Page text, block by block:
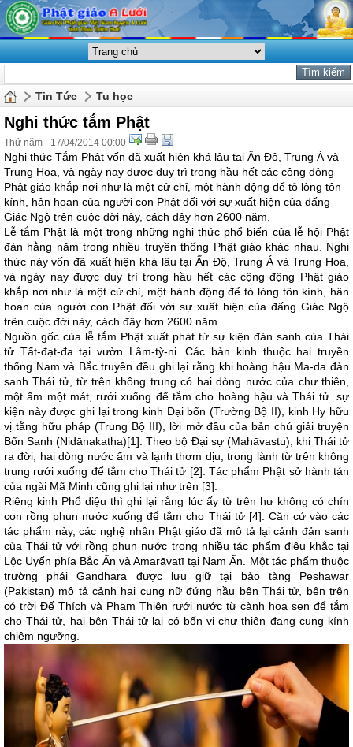
Tin Tức Tu học
Nghi thức tắm Phật
Thứ năm - 17/04/2014 00:00
Nghi thức Tắm Phật vốn đã xuất hiện khá lâu tại Ấn Độ, Trung Á và
Trung Hoa, và ngày nay được duy trì trong hầu hết các cộng động
Phật giáo khắp nơi như là một cử chỉ, một hành động để tỏ lòng tôn
kính, hân hoan của người con Phật đối với sự xuất hiện của đấng
Giác Ngộ trên cuộc đời này, cách đây hơn 2600 năm.
Lễ tắm Phật là một trong những nghi thức phổ biến của lễ hội Phật
đản hằng năm trong nhiều truyền thống Phật giáo khác nhau. Nghi
thức này vốn đã xuất hiện khá lâu tại Ấn Độ, Trung Á và Trung Hoa,
và ngày nay được duy trì trong hầu hết các cộng động Phật giáo
khắp nơi như là một cử chỉ, một hành động để tỏ lòng tôn kính, hân
hoan của người con Phật đối với sự xuất hiện của đấng Giác Ngộ
trên cuộc đời này, cách đây hơn 2600 năm.
Nguồn gốc của lễ tắm Phật xuất phát từ sự kiện đản sanh của Thái
tử Tất-đạt-đa tại vườn Lâm-tỳ-ni. Các bản kinh thuộc hai truyền
thống Nam và Bắc truyền đều ghi lại rằng khi hoàng hậu Ma-da đản
sanh Thái tử, từ trên không trung có hai dòng nước của chư thiên,
một ấm một mát, rưới xuống để tắm cho hoàng hậu và Thái tử. sự
kiện này được ghi lại trong kinh Đại bổn (Trường Bộ II), kinh Hy hữu
vị tằng hữu pháp (Trung Bộ III), lời mở đầu của bản chú giải truyện
Bổn Sanh (Nidānakatha)[1]. Theo bộ Đại sự (Mahāvastu), khi Thái tử
ra đời, hai dòng nước ấm và lạnh thơm dịu, trong lành từ trên không
trung rưới xuống để tắm cho Thái tử [2]. Tác phẩm Phật sở hành tán
của ngài Mã Minh cũng ghi lại như trên [3].
Riêng kinh Phổ diệu thì ghi lại rằng lúc ấy từ trên hư không có chín
con rồng phun nước xuống để tắm cho Thái tử [4]. Căn cứ vào các
tác phẩm này, các nghệ nhân Phật giáo đã mô tả lại cảnh đản sanh
của Thái tử với rồng phun nước trong nhiều tác phẩm điêu khắc tại
Lộc Uyển phía Bắc Ấn và Amarāvatī tại Nam Ấn. Một tác phẩm thuộc
trường phái Gandhara được lưu giữ tại bảo tàng Peshawar
(Pakistan) mô tả cảnh hai cung nữ đứng hầu bên Thái tử, bên trên
có trời Đế Thích và Phạm Thiên rưới nước từ cành hoa sen để tắm
cho Thái tử, hai bên Thái tử lại có bốn vị chư thiên đang cung kính
chiêm ngưỡng.